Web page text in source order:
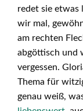
redet sie etwas
wir mal,
am rechten
abgöttisch und
vergessen.
Thema für
genau weiß,